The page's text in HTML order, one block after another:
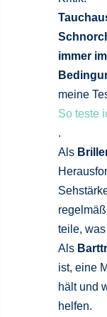
immer
meine
So teste
.
Als
teile,
Als
ist, eine
hält und
helfen.